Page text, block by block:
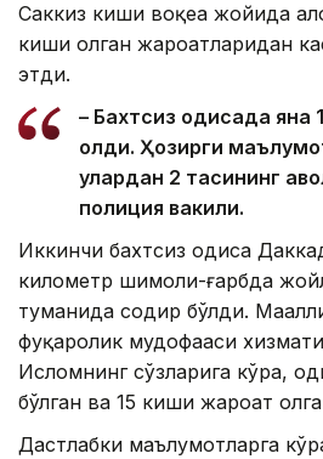
Саккиз киши воқеа жойида
киши олган жароҳатларидан
этди.
– Бахтсиз ҳодисада яна
олди. Ҳозирги
улардан 2 тасининг
полиция вакили.
Иккинчи бахтсиз ҳодиса
километр шимоли-ғарбда
туманида содир бўлди.
фуқаролик мудофааси
Исломнинг сўзларига кўра,
бўлган ва 15 киши жароҳат
Дастлабки маълумотларга